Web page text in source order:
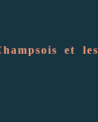
et les